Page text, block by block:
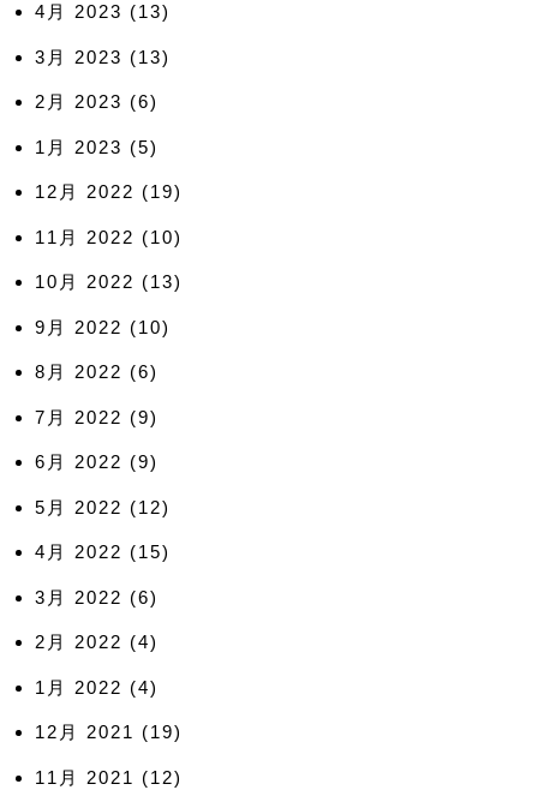
4月 2023 (13)
3月 2023 (13)
2月 2023 (6)
1月 2023 (5)
12月 2022 (19)
11月 2022 (10)
10月 2022 (13)
9月 2022 (10)
8月 2022 (6)
7月 2022 (9)
6月 2022 (9)
5月 2022 (12)
4月 2022 (15)
3月 2022 (6)
2月 2022 (4)
1月 2022 (4)
12月 2021 (19)
11月 2021 (12)